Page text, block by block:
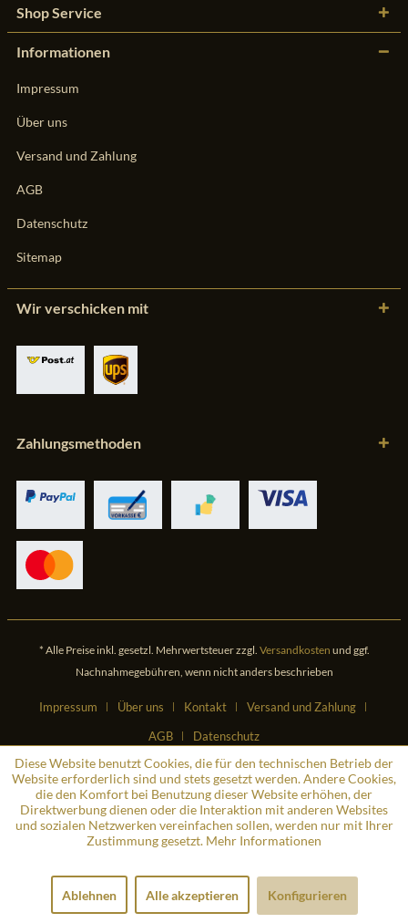
Shop Service
Informationen
Impressum
Über uns
Versand und Zahlung
AGB
Datenschutz
Sitemap
Wir verschicken mit
Zahlungsmethoden
* Alle Preise inkl. gesetzl. Mehrwertsteuer zzgl. Versandkosten und ggf.
Nachnahmegebühren, wenn nicht anders beschrieben
Impressum Über uns Kontakt
Versand und Zahlung
AGB
Datenschutz
Diese Website benutzt Cookies, die für den technischen Betrieb der
Website erforderlich sind und stets gesetzt werden. Andere Cookies,
die den Komfort bei Benutzung dieser Website erhöhen, der
Direktwerbung dienen oder die Interaktion mit anderen Websites
und sozialen Netzwerken vereinfachen sollen, werden nur mit Ihrer
Zustimmung gesetzt. Mehr Informationen
Ablehnen Alle akzeptieren Konfigurieren